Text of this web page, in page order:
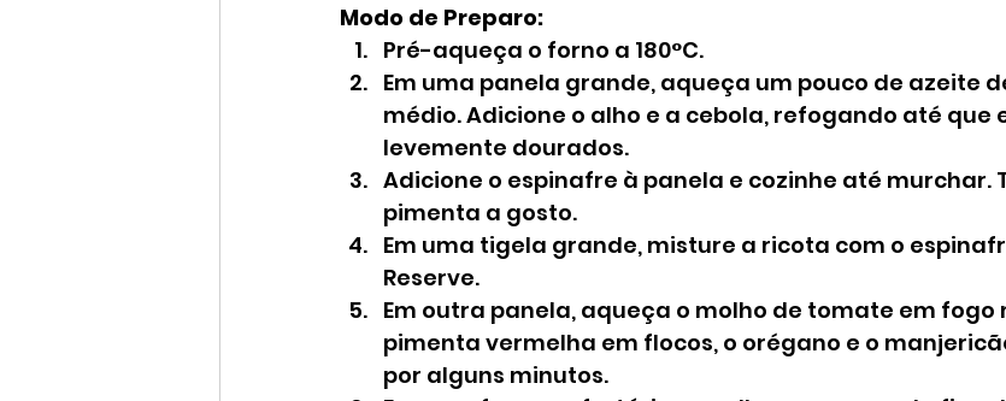
Modo de Preparo:
Pré-aqueça o forno a 180°C.
Em uma panela grande, aqueça um pouco de azeite
médio. Adicione o alho e a cebola, refogando até que
levemente dourados.
Adicione o espinafre à panela e cozinhe até murchar.
pimenta a gosto.
Em uma tigela grande, misture a ricota com o
Reserve.
Em outra panela, aqueça o molho de tomate em fogo
pimenta vermelha em flocos, o orégano e o
por alguns minutos.